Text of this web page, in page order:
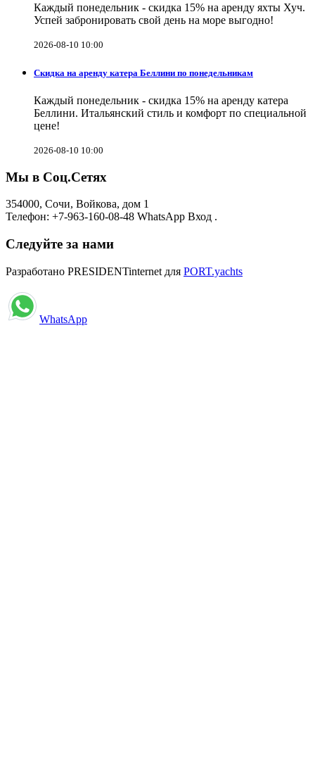
Каждый понедельник - скидка 15% на аренду яхты Хуч.
Успей забронировать свой день на море выгодно!
2026-08-10 10:00
Скидка на аренду катера Беллини по понедельникам
Каждый понедельник - скидка 15% на аренду катера
Беллини. Итальянский стиль и комфорт по специальной
цене!
2026-08-10 10:00
Мы в Соц.Сетях
354000, Сочи, Войкова, дом 1
Телефон: +7-963-160-08-48 WhatsApp Вход .
Следуйте за нами
Разработано PRESIDENTinternet для PORT.yachts
WhatsApp